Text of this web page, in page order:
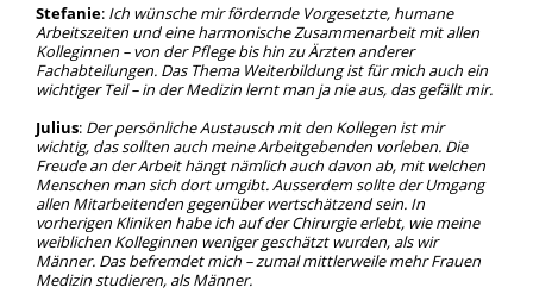
Stefanie: Ich wünsche mir fördernde Vorgesetzte, humane
Arbeitszeiten und eine harmonische Zusammenarbeit mit allen
Kolleginnen – von der Pflege bis hin zu Ärzten anderer
Fachabteilungen. Das Thema Weiterbildung ist für mich auch ein
wichtiger Teil – in der Medizin lernt man ja nie aus, das gefällt mir.
Julius: Der persönliche Austausch mit den Kollegen ist mir
wichtig, das sollten auch meine Arbeitgebenden vorleben. Die
Freude an der Arbeit hängt nämlich auch davon ab, mit welchen
Menschen man sich dort umgibt. Ausserdem sollte der Umgang
allen Mitarbeitenden gegenüber wertschätzend sein. In
vorherigen Kliniken habe ich auf der Chirurgie erlebt, wie meine
weiblichen Kolleginnen weniger geschätzt wurden, als wir
Männer. Das befremdet mich – zumal mittlerweile mehr Frauen
Medizin studieren, als Männer.